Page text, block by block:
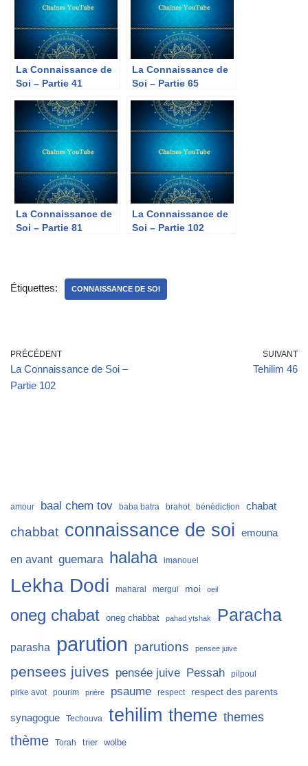
La Connaissance de
Soi – Partie 41
La Connaissance de
Soi – Partie 65
La Connaissance de
Soi – Partie 81
La Connaissance de
Soi – Partie 102
Étiquettes: CONNAISSANCE DE SOI
PRÉCÉDENT
La Connaissance de Soi –
Partie 102
SUIVANT
Tehilim 46
amour baal chem tov baba batra brahot bénédiction chabat
chabbat connaissance de soi emouna
en avant guemara halaha imanouel
Lekha Dodi maharal mergui moi oeil
oneg chabat oneg chabbat pahad ytshak Paracha
parasha parution parutions pensee juive
pensees juives pensée juive Pessah
pilpoul
pirke avot
pourim prière psaume respect respect des parents
synagogue Techouva tehilim theme themes
thème Torah trier wolbe